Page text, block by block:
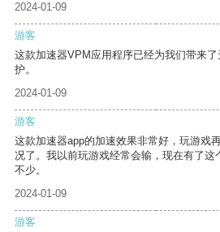
2024-01-09
游客
这款加速器VPM应用程序已经为我们带来
护。
2024-01-09
游客
这款加速器app的加速效果非常好，玩游戏
况了。我以前玩游戏经常会输，现在有了这
不少。
2024-01-09
游客